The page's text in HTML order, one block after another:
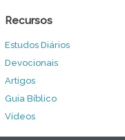
Recursos
Estudos Diários
Devocionais
Artigos
Guia Bíblico
Vídeos